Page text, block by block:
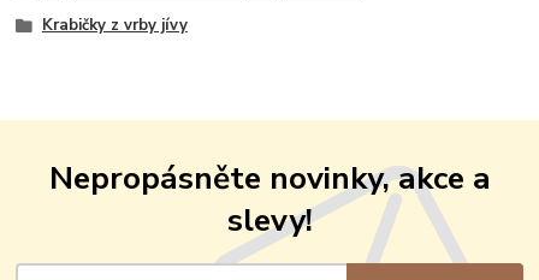
Krabičky z vrby jívy
Nepropásněte novinky, akce a
slevy!